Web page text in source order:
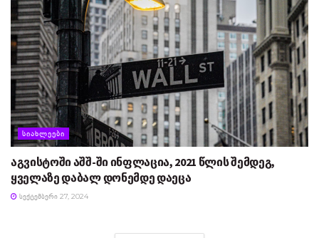
ᲡᲘᲐᲮᲚᲔᲔᲑᲘ
აგვისტოში აშშ-ში ინფლაცია, 2021 წლის შემდეგ,
ყველაზე დაბალ დონემდე დაეცა
ᲡᲔᲥᲢᲔᲛᲑᲔᲠᲘ 27, 2024